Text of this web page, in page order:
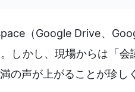
（Google Drive、
しかし、現場からは「
の声が上がることが珍し